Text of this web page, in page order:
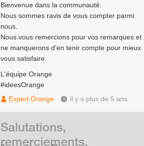
Bienvenue dans la communauté.
Nous sommes ravis de vous compter parmi
nous.
Nous vous remercions pour vos remarques et
ne manquerons d’en tenir compte pour mieux
vous satisfaire
L'équipe Orange
#ideesOrange
Expert Orange
il y a plus de 5 ans
Salutations,
remerciements,